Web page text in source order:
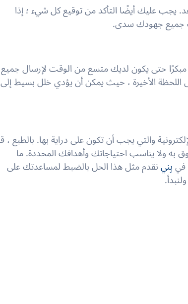
يجب عليك أيضًا التأكد من توقيع كل شيء ؛ إذا
جميع جهودك سدى.
حتى يكون لديك متسع من الوقت لإرسال جميع
الأخيرة ، حيث يمكن أن يؤدي خلل بسيط إلى
والتي يجب أن تكون على دراية بها. بالطبع ،
به ولا يناسب احتياجاتك وأهدافك المحددة. ما
فيبِنينقدم مثل هذا الحل بالضبط لمساعدتك على